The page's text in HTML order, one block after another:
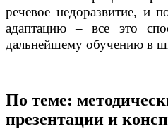
речевое недоразвитие, и
адаптацию – все это
дальнейшему обучению в
По теме:
презентации и